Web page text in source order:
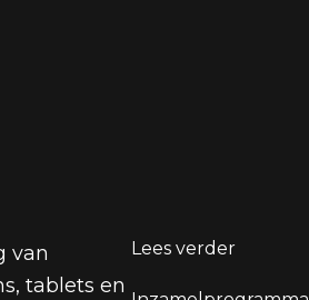
van
tablets en
Lees verder